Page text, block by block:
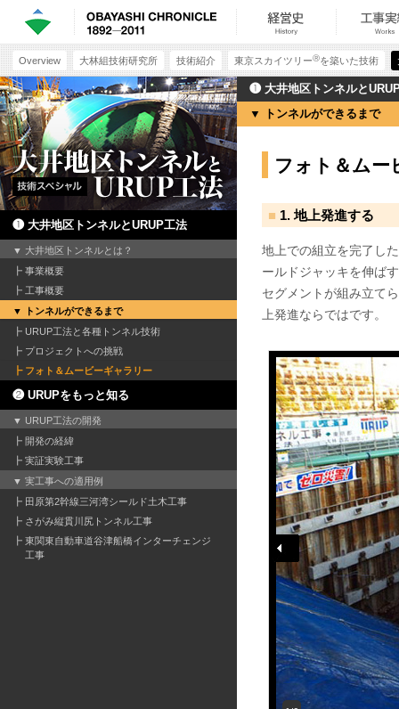
Overview 大林組技術研究所 技術紹介 東京スカイツリーⓇを築いた技術
❶ 大井地区トンネルとURUP工法
大井地区トンネルとは？
事業概要
工事概要
トンネルができるまで
URUP工法と各種トンネル技術
プロジェクトへの挑戦
フォト＆ムービーギャラリー
❷ URUPをもっと知る
URUP工法の開発
開発の経緯
実証実験工事
実工事への適用例
田原第2幹線三河湾シールド土木工事
さがみ縦貫川尻トンネル工事
東関東自動車道谷津船橋インターチェンジ
工事
❶ 大井地区トンネルと
トンネルができるまで
フォト＆ムー
1. 地上発進する
地上での組立を完了し
ールドジャッキを伸ば
セグメントが組み立て
上発進ならではです。